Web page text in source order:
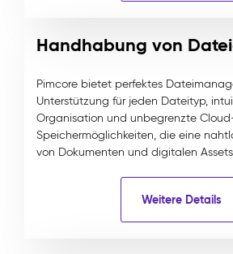
Handhabung von
Pimcore bietet perfektes
Unterstützung für jeden Dateityp,
Organisation und unbegrenzte
Speichermöglichkeiten, die eine
von Dokumenten und digitalen
Weitere Details